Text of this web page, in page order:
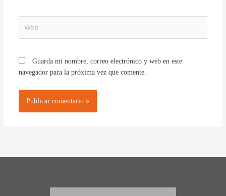
Guarda mi nombre, correo electrónico y web en este
navegador para la próxima vez que comente.